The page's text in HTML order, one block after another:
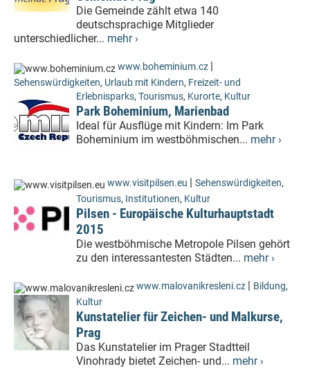
Die Gemeinde zählt etwa 140
deutschsprachige Mitglieder
unterschiedlicher... mehr ›
www.boheminium.cz |
Sehenswürdigkeiten, Urlaub mit Kindern, Freizeit- und
Erlebnisparks, Tourismus, Kurorte, Kultur
Park Boheminium, Marienbad
Ideal für Ausflüge mit Kindern: Im Park
Boheminium im westböhmischen... mehr ›
www.visitpilsen.eu | Sehenswürdigkeiten,
Tourismus, Institutionen, Kultur
Pilsen - Europäische Kulturhauptstadt
2015
Die westböhmische Metropole Pilsen gehört
zu den interessantesten Städten... mehr ›
www.malovanikresleni.cz | Bildung,
Kultur
Kunstatelier für Zeichen- und Malkurse,
Prag
Das Kunstatelier im Prager Stadtteil
Vinohrady bietet Zeichen- und... mehr ›